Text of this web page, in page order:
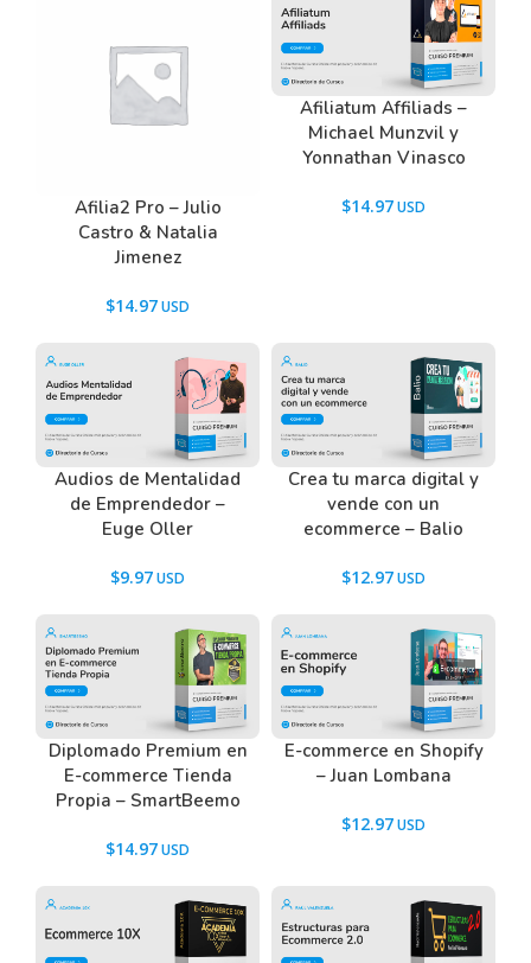
Tenemos un listado de todas las preguntas que
hacen nuestros usuarios antes de comprar y
descargar los recursos WordPress.
Ir a lasPreguntas Frecuentes
, o también puedes
Afilia2 Pro – Julio
Castro & Natalia
Jimenez
$14.97
Afiliatum Affiliads –
Michael Munzvil y
Yonnathan Vinasco
$14.97
Audios de Mentalidad
de Emprendedor –
Euge Oller
$9.97
Crea tu marca digital y
vende con un
ecommerce – Balio
$12.97
Diplomado Premium en
E-commerce Tienda
Propia – SmartBeemo
$14.97
E-commerce en Shopify
– Juan Lombana
$12.97